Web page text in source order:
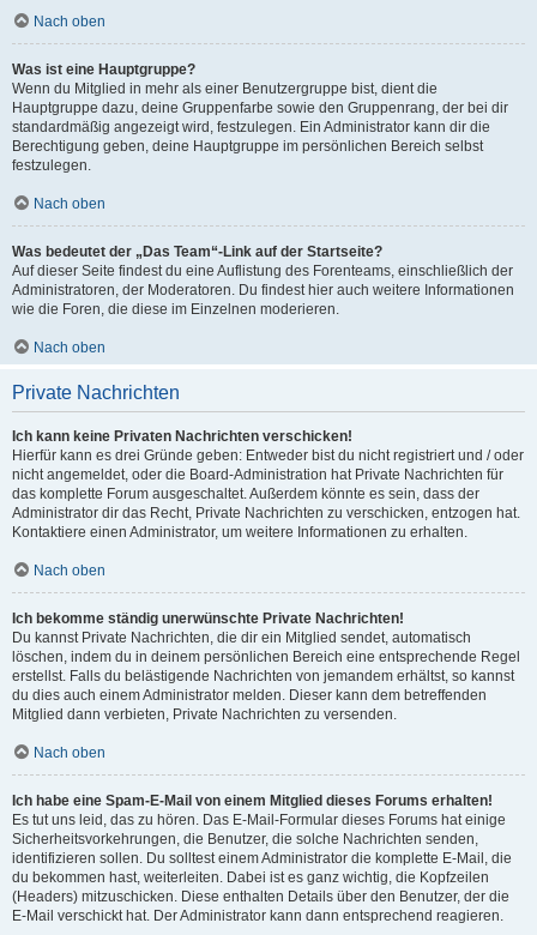
Nach oben
Was ist eine Hauptgruppe?
Wenn du Mitglied in mehr als einer Benutzergruppe bist, dient die
Hauptgruppe dazu, deine Gruppenfarbe sowie den Gruppenrang, der bei dir
standardmäßig angezeigt wird, festzulegen. Ein Administrator kann dir die
Berechtigung geben, deine Hauptgruppe im persönlichen Bereich selbst
festzulegen.
Nach oben
Was bedeutet der „Das Team“-Link auf der Startseite?
Auf dieser Seite findest du eine Auflistung des Forenteams, einschließlich der
Administratoren, der Moderatoren. Du findest hier auch weitere Informationen
wie die Foren, die diese im Einzelnen moderieren.
Nach oben
Private Nachrichten
Ich kann keine Privaten Nachrichten verschicken!
Hierfür kann es drei Gründe geben: Entweder bist du nicht registriert und / oder
nicht angemeldet, oder die Board-Administration hat Private Nachrichten für
das komplette Forum ausgeschaltet. Außerdem könnte es sein, dass der
Administrator dir das Recht, Private Nachrichten zu verschicken, entzogen hat.
Kontaktiere einen Administrator, um weitere Informationen zu erhalten.
Nach oben
Ich bekomme ständig unerwünschte Private Nachrichten!
Du kannst Private Nachrichten, die dir ein Mitglied sendet, automatisch
löschen, indem du in deinem persönlichen Bereich eine entsprechende Regel
erstellst. Falls du belästigende Nachrichten von jemandem erhältst, so kannst
du dies auch einem Administrator melden. Dieser kann dem betreffenden
Mitglied dann verbieten, Private Nachrichten zu versenden.
Nach oben
Ich habe eine Spam-E-Mail von einem Mitglied dieses Forums erhalten!
Es tut uns leid, das zu hören. Das E-Mail-Formular dieses Forums hat einige
Sicherheitsvorkehrungen, die Benutzer, die solche Nachrichten senden,
identifizieren sollen. Du solltest einem Administrator die komplette E-Mail, die
du bekommen hast, weiterleiten. Dabei ist es ganz wichtig, die Kopfzeilen
(Headers) mitzuschicken. Diese enthalten Details über den Benutzer, der die
E-Mail verschickt hat. Der Administrator kann dann entsprechend reagieren.